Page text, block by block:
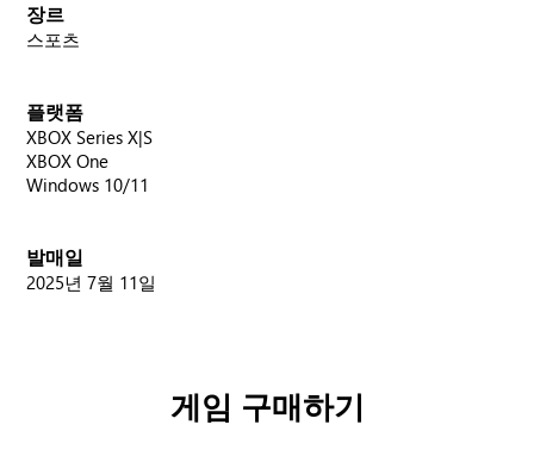
장르
스포츠
플랫폼
XBOX Series X|S
XBOX One
Windows 10/11
발매일
2025년 7월 11일
게임 구매하기